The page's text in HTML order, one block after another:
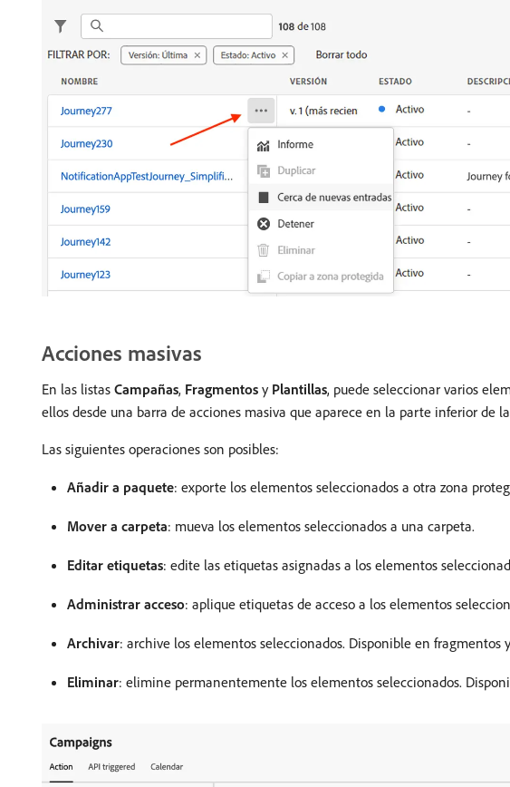
Acciones masivas
En las listas Campañas, Fragmentos y Plantillas, puede seleccionar varios
ellos desde una barra de acciones masiva que aparece en la parte inferior de
Las siguientes operaciones son posibles:
Añadir a paquete: exporte los elementos seleccionados a otra zona
Mover a carpeta: mueva los elementos seleccionados a una carpeta.
Editar etiquetas: edite las etiquetas asignadas a los elementos
Administrar acceso: aplique etiquetas de acceso a los elementos
Archivar: archive los elementos seleccionados. Disponible en fragmentos
Eliminar: elimine permanentemente los elementos seleccionados.